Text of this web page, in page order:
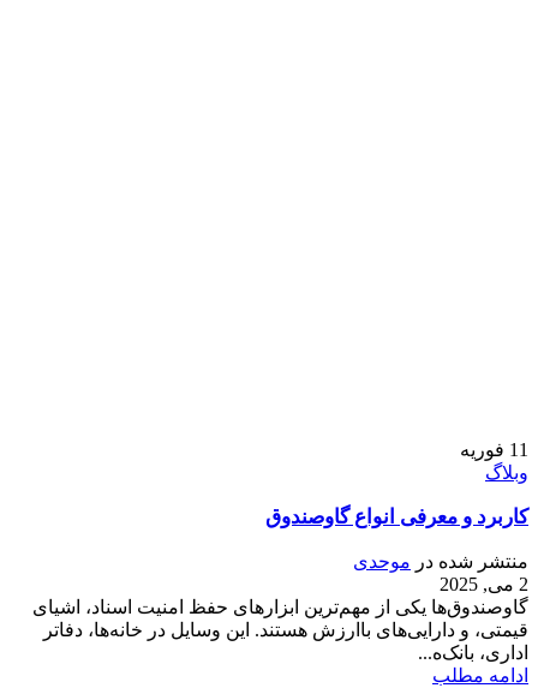
11 فوریه
وبلاگ
کاربرد و معرفی انواع گاوصندوق
منتشر شده در موحدی
2 می, 2025
گاوصندوق‌ها یکی از مهم‌ترین ابزارهای حفظ امنیت اسناد، اشیای
قیمتی، و دارایی‌های باارزش هستند. این وسایل در خانه‌ها، دفاتر
اداری، بانک‌ه...
ادامه مطلب